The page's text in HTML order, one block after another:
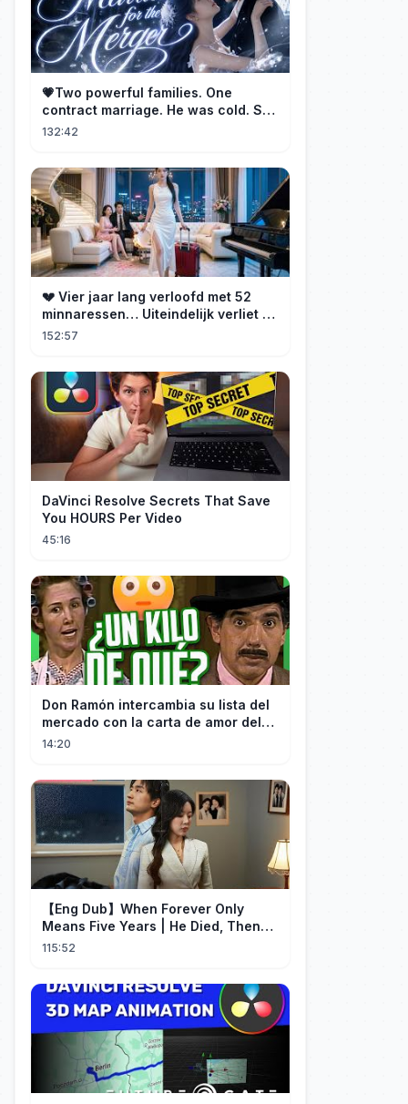
💗Two powerful families. One
contract marriage. He was cold. She
was fierce💔 [Married for the
132:42
💔 Vier jaar lang verloofd met 52
minnaressen… Uiteindelijk verliet ze
hem en trouwde ze met zijn oom, de
152:57
DaVinci Resolve Secrets That Save
You HOURS Per Video
45:16
Don Ramón intercambia su lista del
mercado con la carta de amor del
Profesor
14:20
【Eng Dub】When Forever Only
Means Five Years | He Died, Then
Returned for Payback | Cdrama
115:52